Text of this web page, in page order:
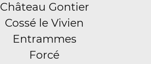
Château Gontier
Cossé le Vivien
Entrammes
Forcé